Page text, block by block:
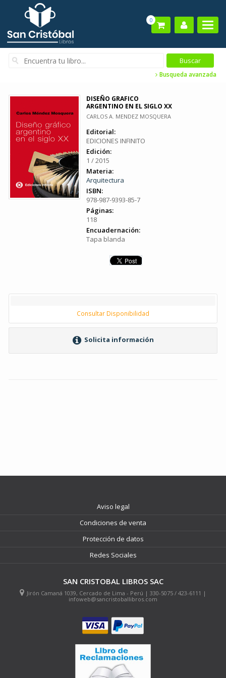
0
Busqueda avanzada
DISEÑO GRAFICO
ARGENTINO EN EL SIGLO XX
CARLOS A. MENDEZ MOSQUERA
Editorial:
EDICIONES INFINITO
Edición:
1 / 2015
Materia:
Arquitectura
ISBN:
978-987-9393-85-7
Páginas:
118
Encuadernación:
Tapa blanda
Consultar Disponibilidad
Solicita información
Aviso legal
Condiciones de venta
Protección de datos
Redes Sociales
SAN CRISTOBAL LIBROS SAC
Jirón Camaná 1039, Cercado de Lima - Perú | 330-5075 / 423-6111 |
infoweb@sancristoballibros.com